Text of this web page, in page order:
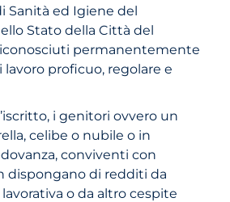
Sanità ed Igiene del
Stato della Città del
permanentemente
lavoro proficuo, regolare e
i genitori ovvero un
celibe o nubile o in
conviventi con
dispongano di redditi da
o da altro cespite